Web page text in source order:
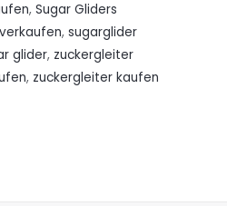
, Sugar Gliders
, sugarglider
glider, zuckergleiter
, zuckergleiter kaufen